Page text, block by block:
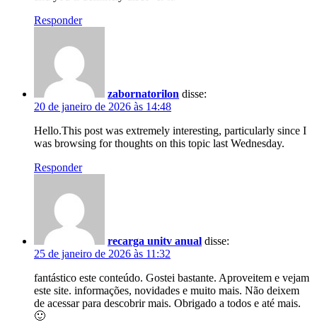
Responder
zabornatorilon disse:
20 de janeiro de 2026 às 14:48
Hello.This post was extremely interesting, particularly since I
was browsing for thoughts on this topic last Wednesday.
Responder
recarga unitv anual disse:
25 de janeiro de 2026 às 11:32
fantástico este conteúdo. Gostei bastante. Aproveitem e vejam
este site. informações, novidades e muito mais. Não deixem
de acessar para descobrir mais. Obrigado a todos e até mais.
🙂